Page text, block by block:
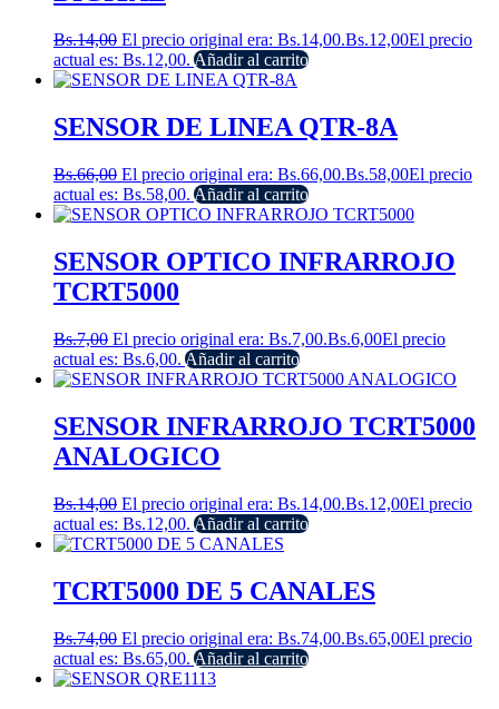
Bs.14,00 El precio original era: Bs.14,00.Bs.12,00El precio
actual es: Bs.12,00. Añadir al carrito
SENSOR DE LINEA QTR-8A
Bs.66,00 El precio original era: Bs.66,00.Bs.58,00El precio
actual es: Bs.58,00. Añadir al carrito
SENSOR OPTICO INFRARROJO
TCRT5000
Bs.7,00 El precio original era: Bs.7,00.Bs.6,00El precio
actual es: Bs.6,00. Añadir al carrito
SENSOR INFRARROJO TCRT5000
ANALOGICO
Bs.14,00 El precio original era: Bs.14,00.Bs.12,00El precio
actual es: Bs.12,00. Añadir al carrito
TCRT5000 DE 5 CANALES
Bs.74,00 El precio original era: Bs.74,00.Bs.65,00El precio
actual es: Bs.65,00. Añadir al carrito